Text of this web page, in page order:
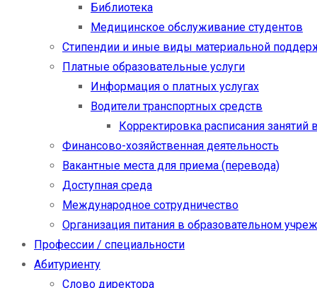
Библиотека
Медицинское обслуживание студентов
Стипендии и иные виды материальной
Платные образовательные услуги
Информация о платных услугах
Водители транспортных средств
Корректировка расписания занятий
Финансово-хозяйственная деятельность
Вакантные места для приема (перевода)
Доступная среда
Международное сотрудничество
Организация питания в образовательном
Профессии / специальности
Абитуриенту
Слово директора